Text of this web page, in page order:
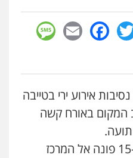
אסירים
עורכי דין
מס הכנסה
Twitter
Facebook
Email
אירוע ירי בטייבה
המקום באורח קשה
על פי הדיווח, הקטין בן ה-15 פונה אל המרכז